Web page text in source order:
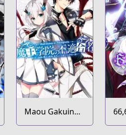
Maou Gakuin
no